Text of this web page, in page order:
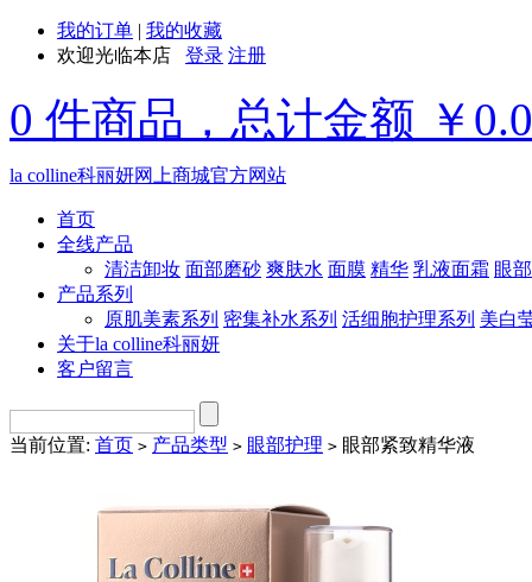
我的订单 | 我的收藏
欢迎光临本店 登录 注册
0 件商品，总计金额 ￥
la colline科丽妍网上商城官方网站
首页
全线产品
清洁卸妆 面部磨砂 爽肤水 面膜 精华 乳液面霜 眼
产品系列
原肌美素系列 密集补水系列 活细胞护理系列 美白
关于la colline科丽妍
客户留言
当前位置: 首页 > 产品类型 > 眼部护理 > 眼部紧致精华液